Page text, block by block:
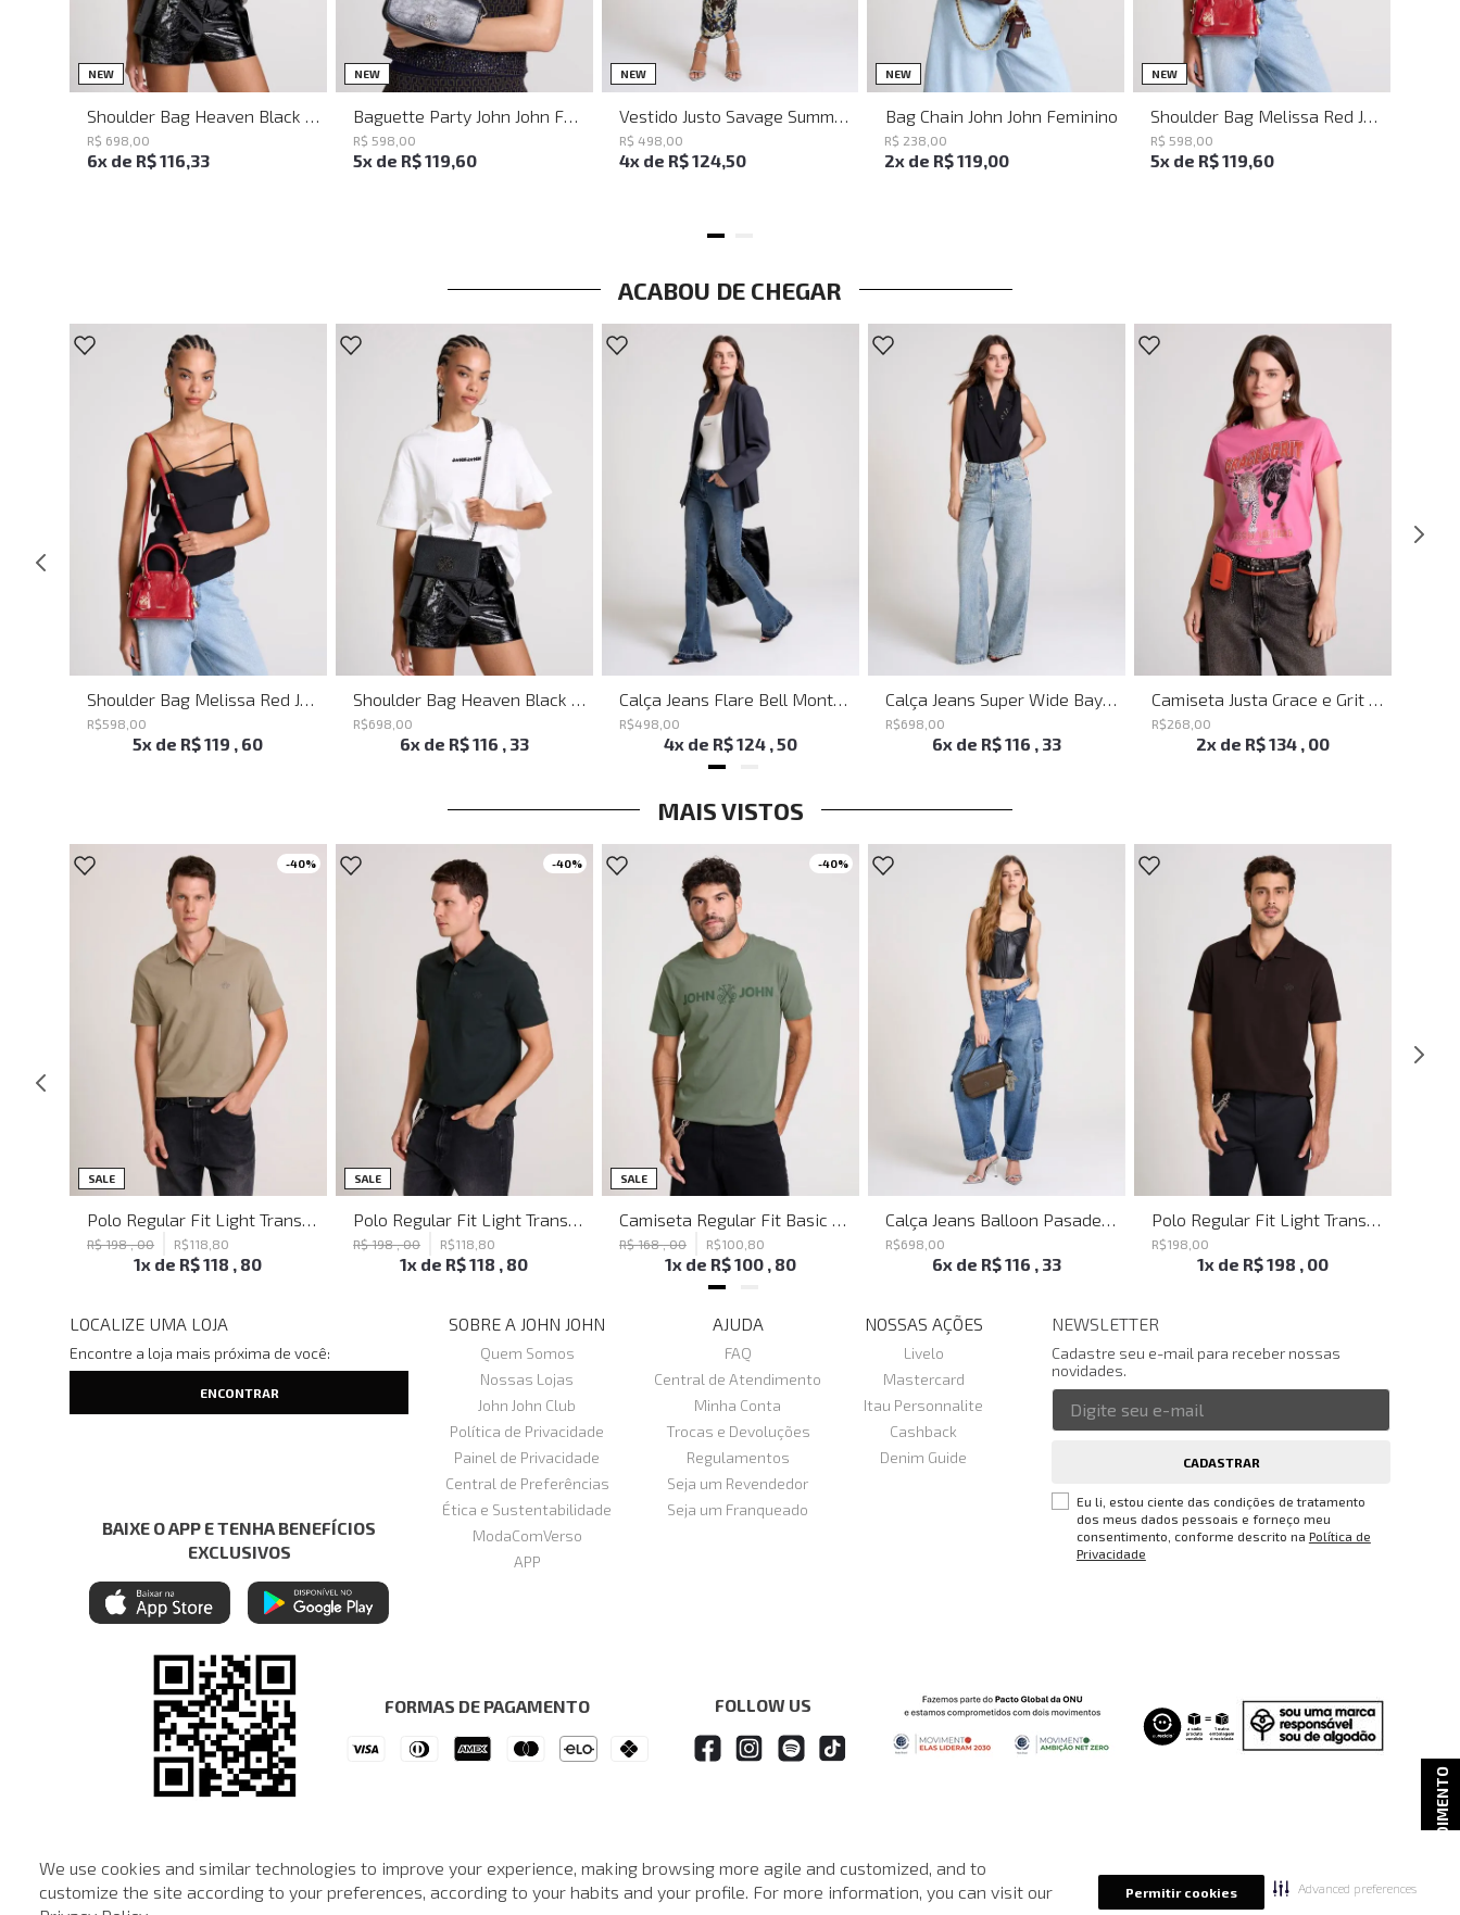
We use cookies and similar technologies to improve your experience, making browsing more agile and customized, and to
customize the site according to your preferences, according to your habits and your profile. For more information, you can visit our
Permitir cookies Advanced preferences
ATENDIMENTO
NEW UN
Shoulder Bag Heaven Black John John Feminina
R$ 698 00
6x de R$116,33
NEW UN
Baguette Party John John Feminina
R$ 598 00
5x de R$119,60
NEW PP P M
Vestido Justo Savage Summer John John Feminino
R$ 498 00
4x de R$124,50
NEW UN
Bag Chain John John Feminino
R$ 238 00
2x de R$119,00
NEW UN
Shoulder Bag Melissa Red John John Feminina
R$ 598 00
5x de R$119,60
ACABOU DE CHEGAR
Shoulder Bag Melissa Red John John Feminina
R$598 00
5x de R$119 , 60
Shoulder Bag Heaven Black John John Feminina
R$698 00
6x de R$116 , 33
Calça Jeans Flare Bell Montpellier John John Feminina
R$498 00
4x de R$124 ,50
Calça Jeans Super Wide Bayern John John Feminina
R$698 00
6x de R$116 , 33
Camiseta Justa Grace e Grit Rosa John John Feminina
R$268 00
2x de R$134 , 00
MAIS VISTOS
-40%
SALE
R$198,00 R$118 80
1x de R$118 , 80
-40%
SALE
R$198,00 R$118 80
1x de R$118 , 80
-40%
SALE
R$168,00 R$100 80
1x de R$100 , 80
R$698 00
6x de R$116 , 33
R$198 00
1x de R$198 , 00
LOCALIZE UMA LOJA
Encontre a loja mais próxima de você:
BAIXE O APP E TENHA BENEFÍCIOS
EXCLUSIVOS
SOBRE A JOHN JOHN
Quem Somos
Nossas Lojas
John John Club
Política de Privacidade
Painel de Privacidade
Central de Preferências
Ética e Sustentabilidade
ModaComVerso
APP
AJUDA
FAQ
Central de Atendimento
Minha Conta
Trocas e Devoluções
Regulamentos
Seja um Revendedor
Seja um Franqueado
NOSSAS AÇÕES
Livelo
Mastercard
Itau Personnalite
Cashback
Denim Guide
NEWSLETTER
Cadastre seu e-mail para receber nossas
novidades.
CADASTRAR
Eu li, estou ciente das condições de tratamento
dos meus dados pessoais e forneço meu
consentimento, conforme descrito na Política de
Privacidade
FORMAS DE PAGAMENTO FOLLOW US
© © Copyright 2000-2024 - Todos os direitos reservados. A Loja de John John reserva-se no direito de corrigir ou alterar informações como: preços, promoções e disponibilidade de estoque a qualquer momento.
Em caso de dúvidas:
0800 990 5500.
Horário de Atendimentodas 8h às 20h de segunda a sábado, exceto feriados.